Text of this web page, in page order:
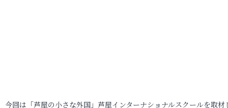
今回は「芦屋の小さな外国」芦屋インターナショナルスクールを取材